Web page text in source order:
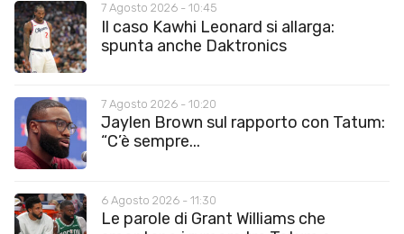
7 Agosto 2026 - 10:45
Il caso Kawhi Leonard si allarga:
spunta anche Daktronics
7 Agosto 2026 - 10:20
Jaylen Brown sul rapporto con Tatum:
“C’è sempre...
6 Agosto 2026 - 11:30
Le parole di Grant Williams che